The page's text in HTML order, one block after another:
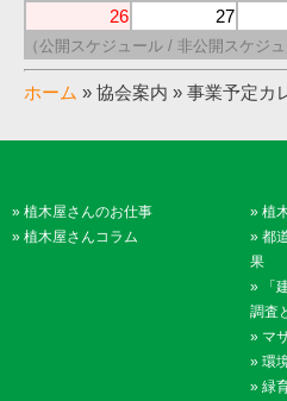
26 27
（公開スケジュール / 非公開スケジ
ホーム » 協会案内 » 事業予定カ
» 植木屋さんのお仕事
» 植木屋さんコラム
» 植
» 都
果
»
「
調査
» マ
» 環
» 緑